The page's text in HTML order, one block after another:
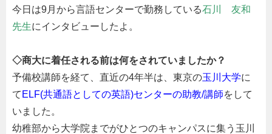
今日は9月から言語センターで勤務している石川 友和
先生にインタビューしたよ。
◇商大に着任される前は何をされていましたか？
予備校講師を経て、直近の4年半は、東京の玉川大学に
て ELF(共通語としての英語)センターの助教/講師をして
いました。
幼稚部から大学院までがひとつのキャンパスに集う玉川